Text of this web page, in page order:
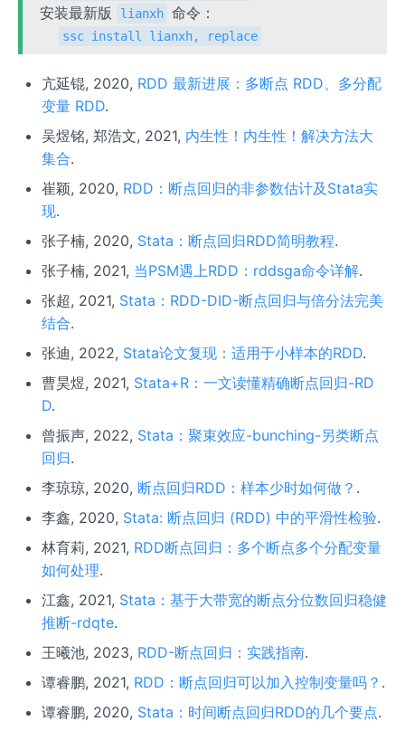
安装最新版 lianxh 命令：
ssc install lianxh, replace
亢延锟, 2020, RDD 最新进展：多断点 RDD、多分配
变量 RDD.
吴煜铭, 郑浩文, 2021, 内生性！内生性！解决方法大
集合.
崔颖, 2020, RDD：断点回归的非参数估计及Stata实
现.
张子楠, 2020, Stata：断点回归RDD简明教程.
张子楠, 2021, 当PSM遇上RDD：rddsga命令详解.
张超, 2021, Stata：RDD-DID-断点回归与倍分法完美
结合.
张迪, 2022, Stata论文复现：适用于小样本的RDD.
曹昊煜, 2021, Stata+R：一文读懂精确断点回归-RD
D.
曾振声, 2022, Stata：聚束效应-bunching-另类断点
回归.
李琼琼, 2020, 断点回归RDD：样本少时如何做？ .
李鑫, 2020, Stata: 断点回归 (RDD) 中的平滑性检验.
林育莉, 2021, RDD断点回归：多个断点多个分配变量
如何处理.
江鑫, 2021, Stata：基于大带宽的断点分位数回归稳健
推断-rdqte.
王曦池, 2023, RDD-断点回归：实践指南.
谭睿鹏, 2021, RDD：断点回归可以加入控制变量吗？ .
谭睿鹏, 2020, Stata：时间断点回归RDD的几个要点.